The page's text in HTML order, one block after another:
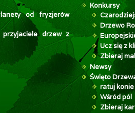
od fryzjerów
drzew z
Konkursy
Drzewo
Ucz się z
Zbieraj
Newsy
Święto
ratuj konie
Wśród pól
Zbieraj